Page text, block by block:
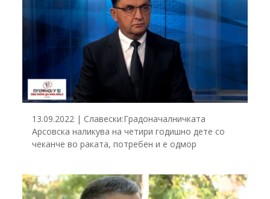
13.09.2022 | Славески:Градоначалничката
Арсовска наликува на четири годишно дете со
чеканче во раката, потребен и е одмор